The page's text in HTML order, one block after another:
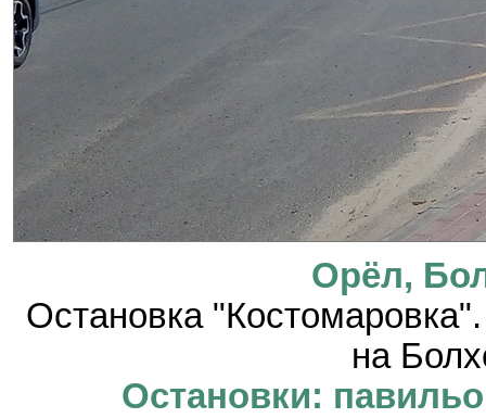
Орёл,
Остановка
на
Остановки: